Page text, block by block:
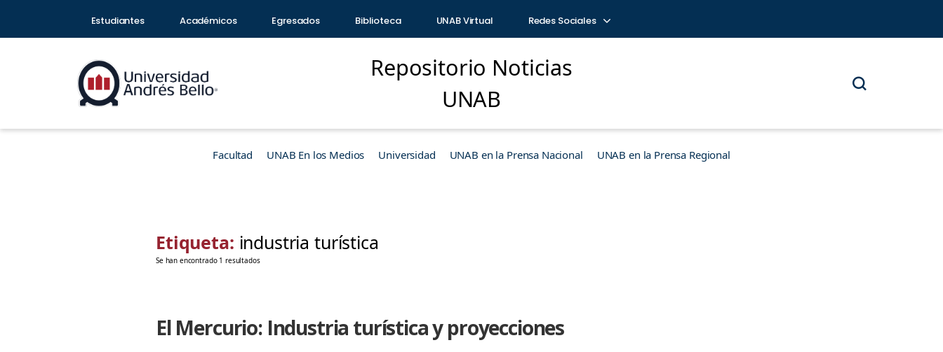
Estudiantes Académicos Egresados Biblioteca UNAB Virtual Redes Sociales
Repositorio Noticias
UNAB
Facultad UNAB En los Medios Universidad UNAB en la Prensa Nacional UNAB en la Prensa Regional
Etiqueta: industria turística
Se han encontrado 1 resultados
El Mercurio: Industria turística y proyecciones